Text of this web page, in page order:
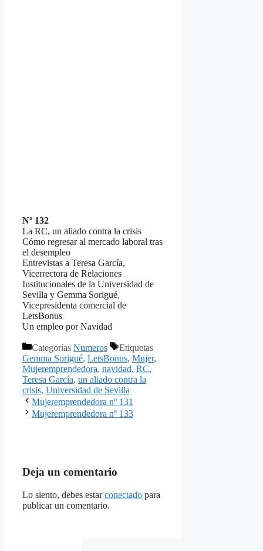
Nº 132
La RC, un aliado contra la crisis
Cómo regresar al mercado laboral tras
el desempleo
Entrevistas a Teresa García,
Vicerrectora de Relaciones
Institucionales de la Universidad de
Sevilla y Gemma Sorigué,
Vicepresidenta comercial de
LetsBonus
Un empleo por Navidad
Categorías Numeros
Etiquetas
Gemma Sorigué, LetsBonus, Mujer,
Mujeremprendedora, navidad, RC,
Teresa García, un aliado contra la
crisis, Universidad de Sevilla
Mujeremprendedora nº 131
Mujeremprendedora nº 133
Deja un comentario
Lo siento, debes estarconectado para
publicar un comentario.